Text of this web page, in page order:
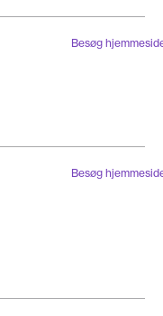
Besøg
Besøg